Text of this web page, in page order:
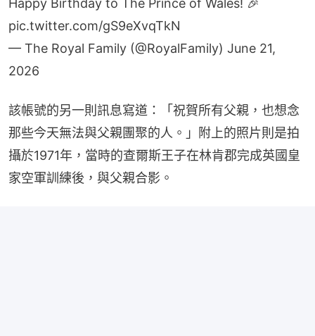
Happy Birthday to The Prince of Wales! 🎉
pic.twitter.com/gS9eXvqTkN
— The Royal Family (@RoyalFamily) June 21,
2026
該帳號的另一則訊息寫道：「祝賀所有父親，也想念
那些今天無法與父親團聚的人。」附上的照片則是拍
攝於1971年，當時的查爾斯王子在林肯郡完成英國皇
家空軍訓練後，與父親合影。